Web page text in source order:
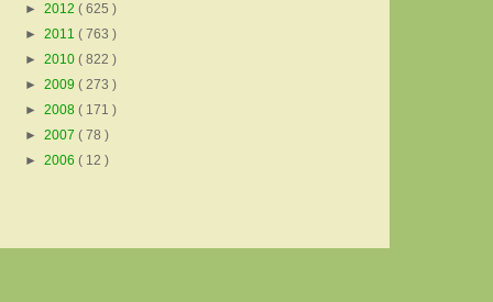
► 2012 ( 625 )
► 2011 ( 763 )
► 2010 ( 822 )
► 2009 ( 273 )
► 2008 ( 171 )
► 2007 ( 78 )
► 2006 ( 12 )